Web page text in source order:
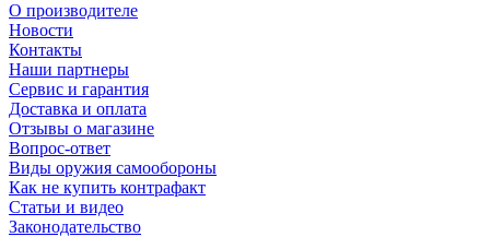
О производителе
Новости
Контакты
Наши партнеры
Сервис и гарантия
Доставка и оплата
Отзывы о магазине
Вопрос-ответ
Виды оружия самообороны
Как не купить контрафакт
Статьи и видео
Законодательство